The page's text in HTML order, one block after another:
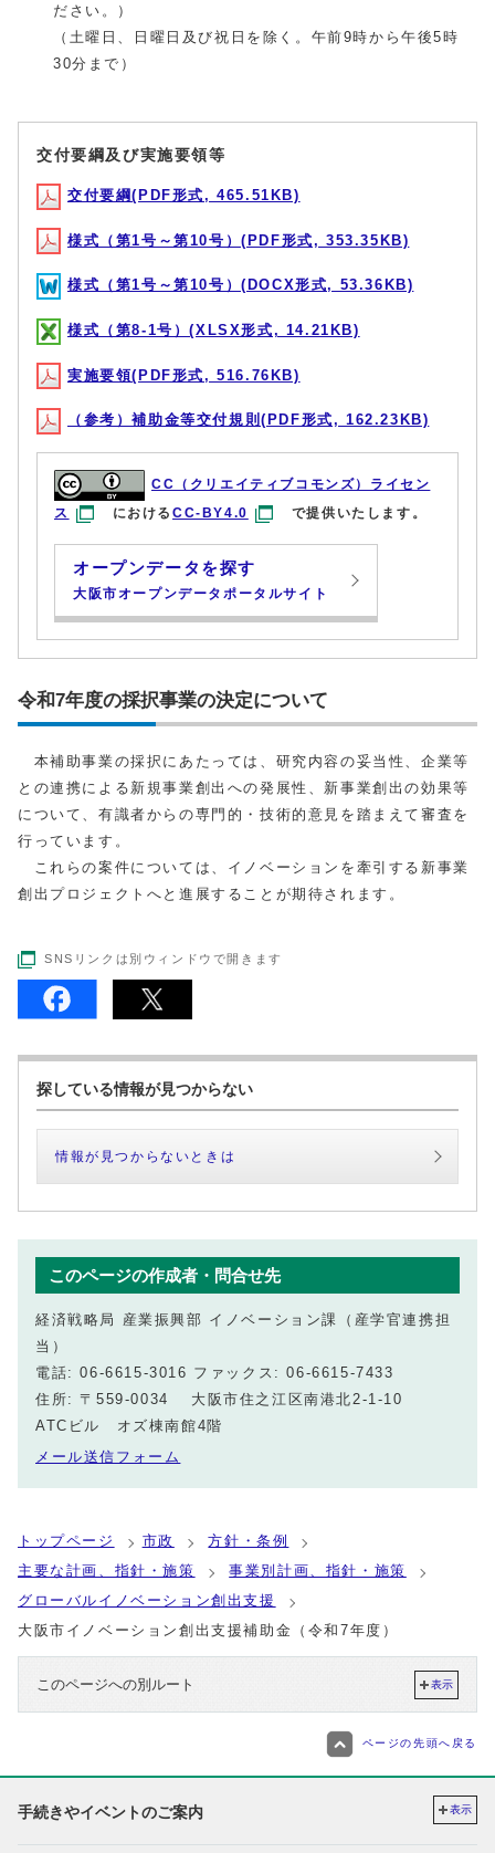
ださい。）
（土曜日、日曜日及び祝日を除く。午前9時から午後5時
30分まで）
交付要綱及び実施要領等
交付要綱(PDF形式, 465.51KB)
様式（第1号～第10号）(PDF形式, 353.35KB)
様式（第1号～第10号）(DOCX形式, 53.36KB)
様式（第8-1号）(XLSX形式, 14.21KB)
実施要領(PDF形式, 516.76KB)
（参考）補助金等交付規則(PDF形式, 162.23KB)
CC（クリエイティブコモンズ）ライセン
ス
におけるCC-BY4.0 で提供いたします。
オープンデータを探す
大阪市オープンデータポータルサイト
令和7年度の採択事業の決定について
本補助事業の採択にあたっては、研究内容の妥当性、企業等
との連携による新規事業創出への発展性、新事業創出の効果等
について、有識者からの専門的・技術的意見を踏まえて審査を
行っています。
これらの案件については、イノベーションを牽引する新事業
創出プロジェクトへと進展することが期待されます。
SNSリンクは別ウィンドウで開きます
探している情報が見つからない
情報が見つからないときは
このページの作成者・問合せ先
経済戦略局 産業振興部 イノベーション課（産学官連携担
当）
電話: 06-6615-3016 ファックス: 06-6615-7433
住所: 〒559-0034 大阪市住之江区南港北2‐1‐10
ATCビル オズ棟南館4階
メール送信フォーム
トップページ 市政
方針・条例
主要な計画、指針・施策
事業別計画、指針・施策
グローバルイノベーション創出支援
大阪市イノベーション創出支援補助金（令和7年度）
このページへの別ルート 表示
ページの先頭へ戻る
手続きやイベントのご案内 表示